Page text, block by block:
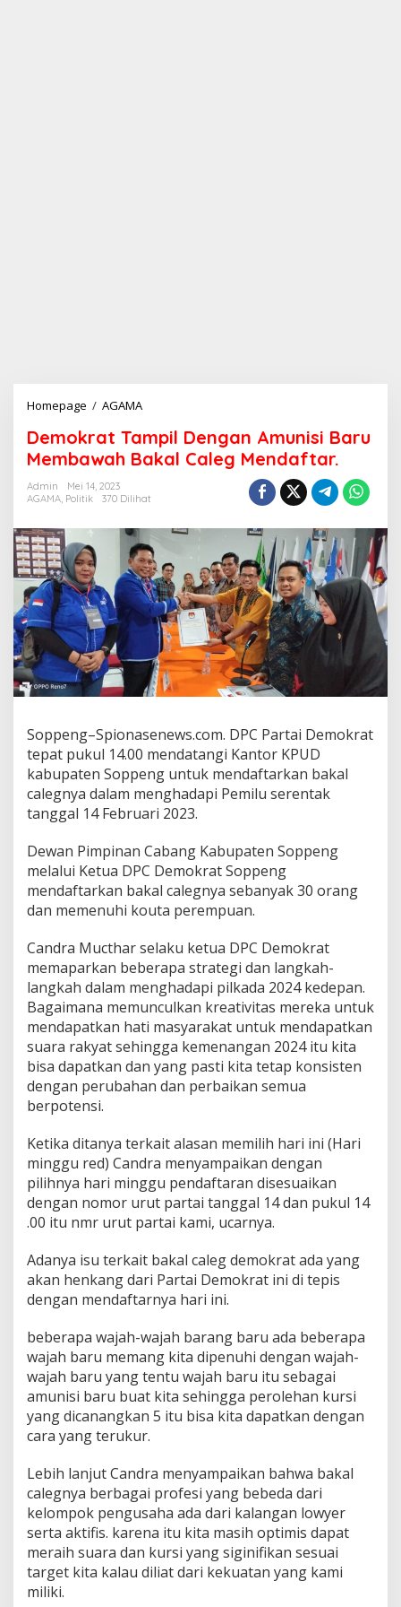
Homepage / AGAMADemokrat
Dengan
Amunisi
Baru
Bakal
Mendaftar.
Demokrat Tampil Dengan Amunisi Baru
Membawah Bakal Caleg Mendaftar.
Admin
Mei 14, 2023
AGAMA Politik 370 Dilihat
Soppeng–Spionasenews.com. DPC Partai Demokrat
tepat pukul 14.00 mendatangi Kantor KPUD
kabupaten Soppeng untuk mendaftarkan bakal
calegnya dalam menghadapi Pemilu serentak
tanggal 14 Februari 2023.
Dewan Pimpinan Cabang Kabupaten Soppeng
melalui Ketua DPC Demokrat Soppeng
mendaftarkan bakal calegnya sebanyak 30 orang
dan memenuhi kouta perempuan.
Candra Mucthar selaku ketua DPC Demokrat
memaparkan beberapa strategi dan langkah-
langkah dalam menghadapi pilkada 2024 kedepan.
Bagaimana memunculkan kreativitas mereka untuk
mendapatkan hati masyarakat untuk mendapatkan
suara rakyat sehingga kemenangan 2024 itu kita
bisa dapatkan dan yang pasti kita tetap konsisten
dengan perubahan dan perbaikan semua
berpotensi.
Ketika ditanya terkait alasan memilih hari ini (Hari
minggu red) Candra menyampaikan dengan
pilihnya hari minggu pendaftaran disesuaikan
dengan nomor urut partai tanggal 14 dan pukul 14
.00 itu nmr urut partai kami, ucarnya.
Adanya isu terkait bakal caleg demokrat ada yang
akan henkang dari Partai Demokrat ini di tepis
dengan mendaftarnya hari ini.
beberapa wajah-wajah barang baru ada beberapa
wajah baru memang kita dipenuhi dengan wajah-
wajah baru yang tentu wajah baru itu sebagai
amunisi baru buat kita sehingga perolehan kursi
yang dicanangkan 5 itu bisa kita dapatkan dengan
cara yang terukur.
Lebih lanjut Candra menyampaikan bahwa bakal
calegnya berbagai profesi yang bebeda dari
kelompok pengusaha ada dari kalangan lowyer
serta aktifis. karena itu kita masih optimis dapat
meraih suara dan kursi yang siginifikan sesuai
target kita kalau diliat dari kekuatan yang kami
miliki.